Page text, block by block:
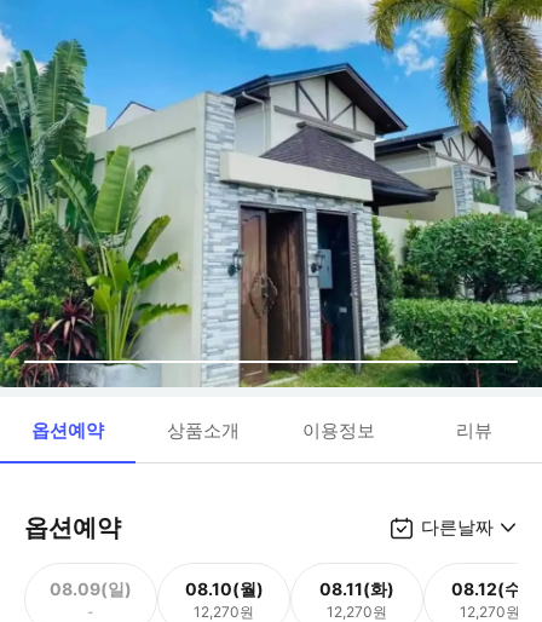
옵션예약 상품소개 이용정보 리뷰
옵션예약 다른날짜
08.09(일)
-
08.10(월)
12,270원
08.11(화)
12,270원
08.12(수)
12,270원